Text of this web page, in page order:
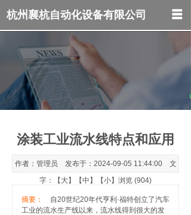
杭州襄杭自动化设备有限公司
关于我们
产品中心
联系我们
涂装工业流水线特点和应用
作者：管理员 发布于：2024-09-05 11:44:00 文
字：【 大】【中 】【小】浏览 (904)
摘要：
自20世纪20年代亨利·福特创立了汽车
工业的流水生产线以来，流水线得到很大的发